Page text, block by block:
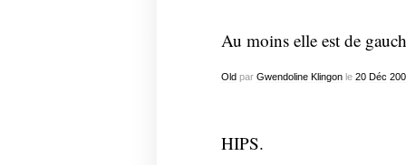
Au moins elle est de
Oldpar Gwendoline Klingonle 20 Déc
HIPS.